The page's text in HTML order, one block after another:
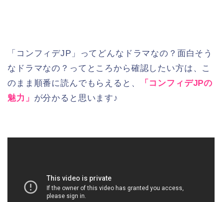
「コンフィデJP」ってどんなドラマなの？面白そう
なドラマなの？ってところから確認したい方は、こ
のまま順番に読んでもらえると、
「コンフィデJPの
魅力」 が分かると思います♪